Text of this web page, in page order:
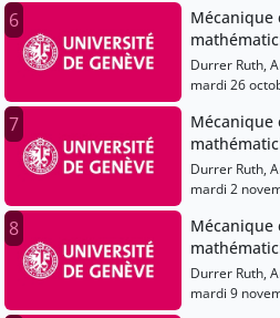
6
Mécanique
Durrer Ruth,
mardi 26
7
Mécanique
Durrer Ruth,
mardi 2
8
Mécanique
Durrer Ruth,
mardi 9